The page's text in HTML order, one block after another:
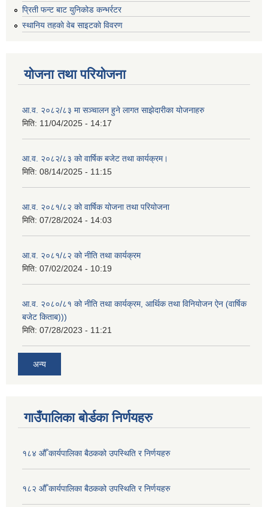
प्रिती फन्ट बाट युनिकोड कन्भर्रटर
स्थानिय तहकाे वेब साइटकाे विवरण
योजना तथा परियोजना
आ.व. २०८२/८३ मा सञ्चालन हुने लागत साझेदारीका योजनाहरु
मिति: 11/04/2025 - 14:17
आ.व. २०८२/८३ को वार्षिक बजेट तथा कार्यक्रम।
मिति: 08/14/2025 - 11:15
आ.व. २०८१/८२ को वार्षिक योजना तथा परियोजना
मिति: 07/28/2024 - 14:03
आ.व. २०८१/८२ को नीति तथा कार्यक्रम
मिति: 07/02/2024 - 10:19
आ.व. २०८०/८१ को नीति तथा कार्यक्रम, आर्थिक तथा विनियोजन ऐन (वार्षिक
बजेट किताब)))
मिति: 07/28/2023 - 11:21
अन्य
गाउँपालिका बोर्डका निर्णयहरु
१८४ औँ कार्यपालिका बैठकको उपस्थिति र निर्णयहरु
१८२ औँ कार्यपालिका बैठकको उपस्थिति र निर्णयहरु